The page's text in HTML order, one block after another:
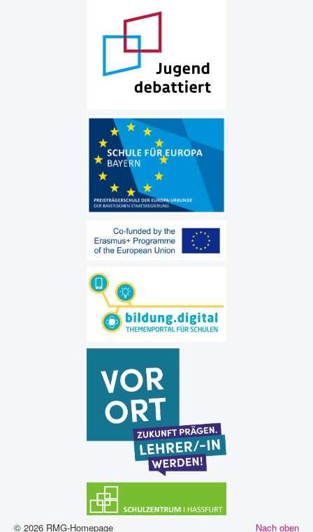
Nach oben
© 2026 RMG-Homepage